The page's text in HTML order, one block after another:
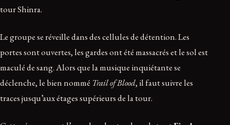
tour Shinra.
Le groupe se réveille dans des cellules de détention. Les
portes sont ouvertes, les gardes ont été massacrés et le sol est
maculé de sang. Alors que la musique inquiétante se
déclenche, le bien nommé Trail of Blood, il faut suivre les
traces jusqu’aux étages supérieurs de la tour.